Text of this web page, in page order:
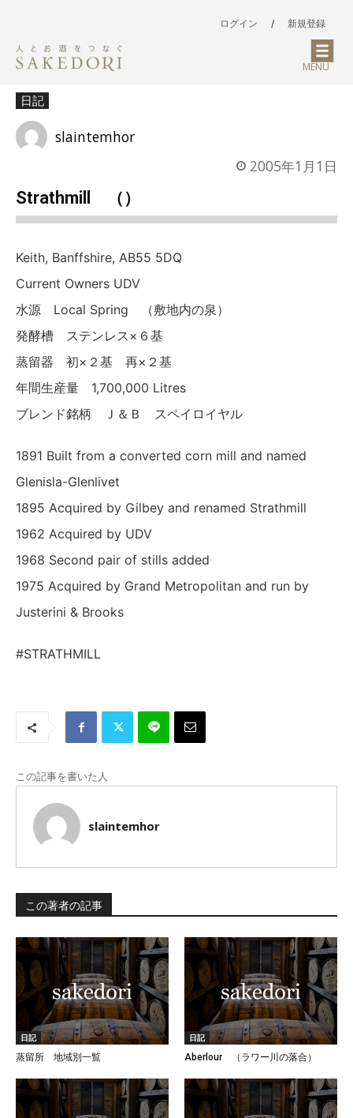
ログイン / 新規登録
MENU
日記
slaintemhor
2005年1月1日
Strathmill （）
Keith, Banffshire, AB55 5DQ
Current Owners UDV
水源 Local Spring （敷地内の泉）
発酵槽 ステンレス×６基
蒸留器 初×２基 再×２基
年間生産量 1,700,000 Litres
ブレンド銘柄 Ｊ＆Ｂ スペイロイヤル
1891 Built from a converted corn mill and named
Glenisla-Glenlivet
1895 Acquired by Gilbey and renamed Strathmill
1962 Acquired by UDV
1968 Second pair of stills added
1975 Acquired by Grand Metropolitan and run by
Justerini & Brooks
#STRATHMILL
この記事を書いた人
slaintemhor
この著者の記事
日記
蒸留所 地域別一覧
日記
Aberlour （ラワー川の落合）